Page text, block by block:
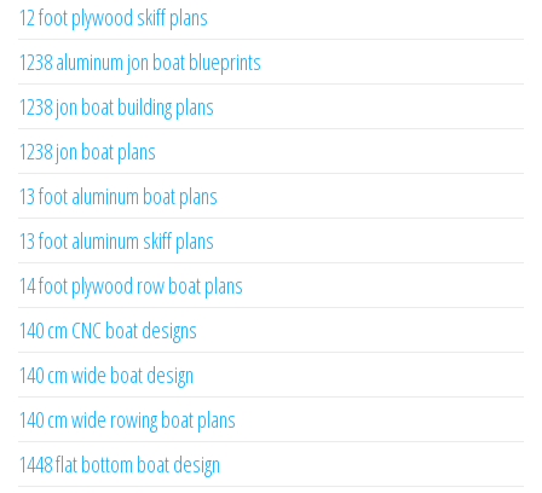
12 foot plywood skiff plans
1238 aluminum jon boat blueprints
1238 jon boat building plans
1238 jon boat plans
13 foot aluminum boat plans
13 foot aluminum skiff plans
14 foot plywood row boat plans
140 cm CNC boat designs
140 cm wide boat design
140 cm wide rowing boat plans
1448 flat bottom boat design